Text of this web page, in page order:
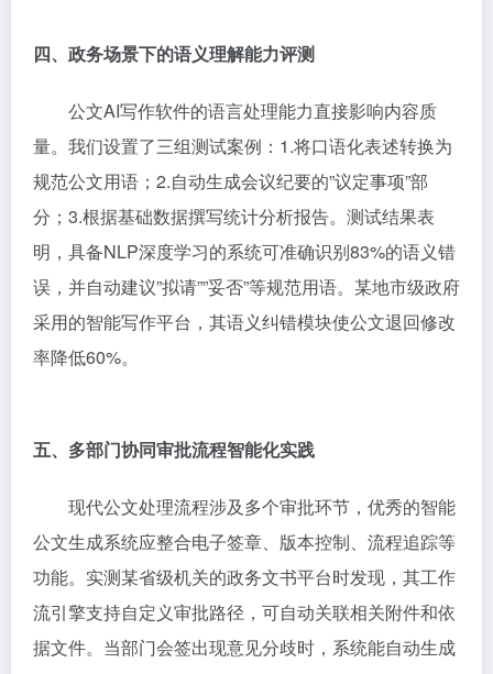
四、政务场景下的语义理解能力评测
公文AI写作软件的语言处理能力直接影响内容质
量。我们设置了三组测试案例：1.将口语化表述转换为
规范公文用语；2.自动生成会议纪要的”议定事项”部
分；3.根据基础数据撰写统计分析报告。测试结果表
明，具备NLP深度学习的系统可准确识别83%的语义错
误，并自动建议”拟请””妥否”等规范用语。某地市级政府
采用的智能写作平台，其语义纠错模块使公文退回修改
率降低60%。
五、多部门协同审批流程智能化实践
现代公文处理流程涉及多个审批环节，优秀的智能
公文生成系统应整合电子签章、版本控制、流程追踪等
功能。实测某省级机关的政务文书平台时发现，其工作
流引擎支持自定义审批路径，可自动关联相关附件和依
据文件。当部门会签出现意见分歧时，系统能自动生成